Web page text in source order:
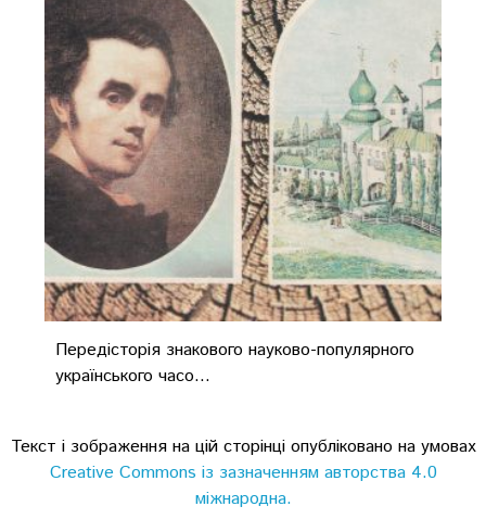
Передісторія знакового науково-популярного
українського часо...
Текст і зображення на цій сторінці опубліковано на умовах
Creative Commons із зазначенням авторства 4.0
міжнародна.